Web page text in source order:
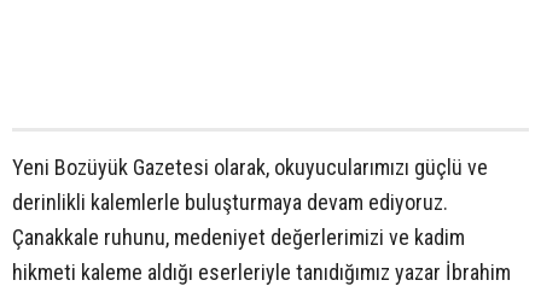
Yeni Bozüyük Gazetesi olarak, okuyucularımızı güçlü ve
derinlikli kalemlerle buluşturmaya devam ediyoruz.
Çanakkale ruhunu, medeniyet değerlerimizi ve kadim
hikmeti kaleme aldığı eserleriyle tanıdığımız yazar İbrahim